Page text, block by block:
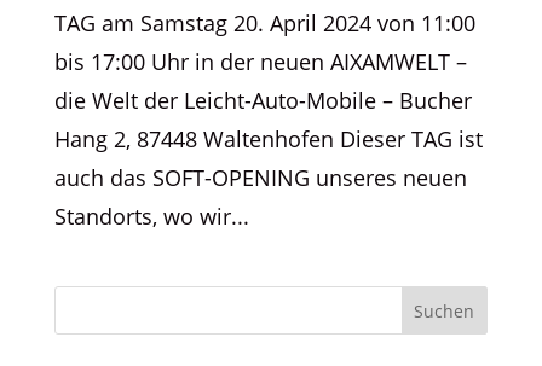
TAG am Samstag 20. April 2024 von 11:00
bis 17:00 Uhr in der neuen AIXAMWELT –
die Welt der Leicht-Auto-Mobile – Bucher
Hang 2, 87448 Waltenhofen Dieser TAG ist
auch das SOFT-OPENING unseres neuen
Standorts, wo wir...